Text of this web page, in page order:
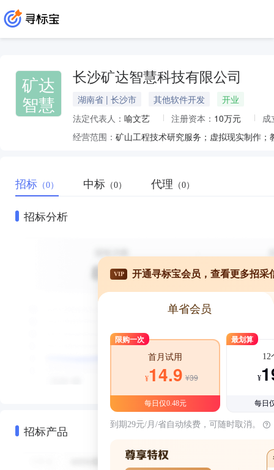
矿达
智慧
长沙矿达智慧科技有限公司
湖南省 | 长沙市 其他软件开发
开业
法定代表人： 喻文艺 注册资本： 10万元
成
经营范围：
招标 （0） 中标 （0） 代理 （0）
招标分析
招标产品
VIP 开通寻标宝会员，查看更多招采
单省会员
限购一次
首月试用
¥14.9 ¥39
每日仅0.48元
最划算
12
¥
每日
到期29元/月/省自动续费，可随时取消。